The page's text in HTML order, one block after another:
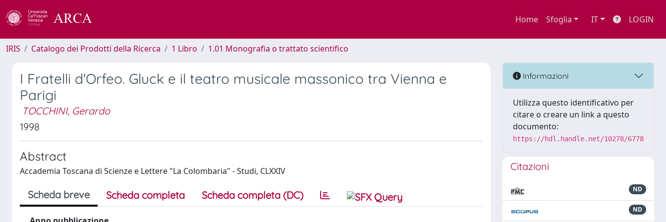
Home Sfoglia IT LOGIN
IRIS Catalogo dei Prodotti della Ricerca 1 Libro 1.01 Monografia o trattato scientifico
I Fratelli d'Orfeo. Gluck e il teatro musicale massonico tra Vienna e
Parigi
TOCCHINI, Gerardo
1998
Abstract
Accademia Toscana di Scienze e Lettere "La Colombaria" - Studi, CLXXIV
Scheda breve Scheda completa Scheda completa (DC)
Informazioni
Utilizza questo identificativo per
citare o creare un link a questo
documento:
https://hdl.handle.net/10278/6778
Citazioni
ND
ND